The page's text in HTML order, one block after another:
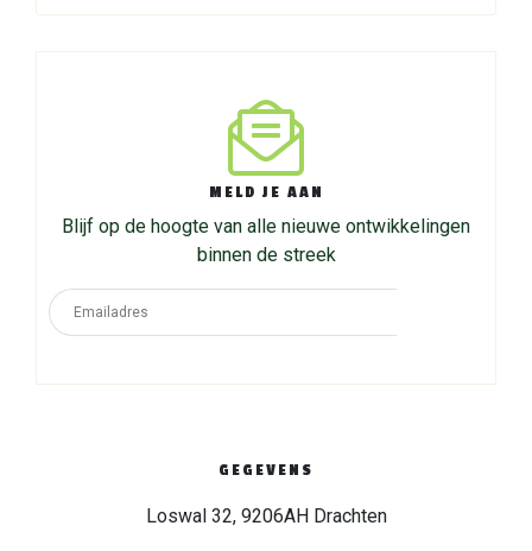
MELD JE AAN
Blijf op de hoogte van alle nieuwe ontwikkelingen
binnen de streek
GEGEVENS
Loswal 32, 9206AH Drachten